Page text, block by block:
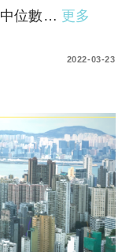
位數… 更多
2022-03-23